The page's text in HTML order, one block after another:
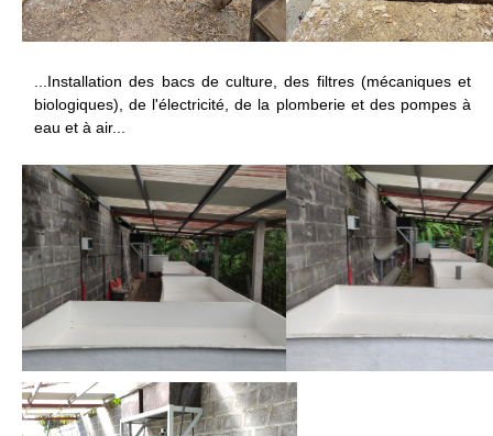
...Installation des bacs de culture, des filtres (mécaniques et
biologiques), de l'électricité, de la plomberie et des pompes à
eau et à air...